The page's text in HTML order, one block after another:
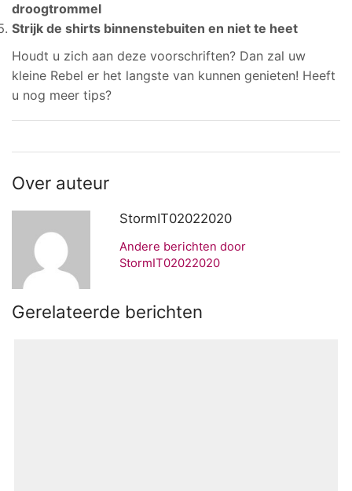
droogtrommel
Strijk de shirts binnenstebuiten en niet te heet
Houdt u zich aan deze voorschriften? Dan zal uw
kleine Rebel er het langste van kunnen genieten! Heeft
u nog meer tips?
Over auteur
StormIT02022020
Andere berichten door
StormIT02022020
Gerelateerde berichten